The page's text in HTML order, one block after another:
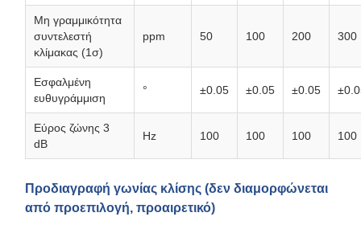
Μη γραμμικότητα
συντελεστή
κλίμακας (1σ)
ppm 50 100 200 300
Εσφαλμένη
ευθυγράμμιση
° ±0.05 ±0.05 ±0.05
Εύρος ζώνης 3
dB
Hz 100 100 100 100
Προδιαγραφή γωνίας κλίσης (δεν διαμορφώνεται
από προεπιλογή, προαιρετικό)